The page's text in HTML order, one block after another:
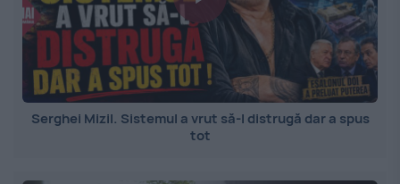
Serghei Mizil. Sistemul a vrut să-l distrugă dar a spus
tot